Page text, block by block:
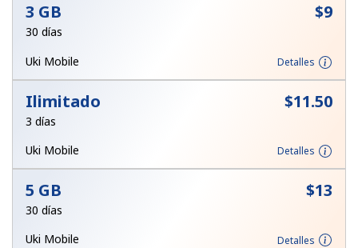
Mantente en contacto para recibir nuestras mejores
ofertas.
Al abrir una cuenta en este sitio web, estoy de acuerdo con
3 GB ⁦$9⁩
30 días
Uki Mobile
Detalles
Ilimitado ⁦$11.50⁩
3 días
Uki Mobile
Detalles
5 GB ⁦$13⁩
30 días
Uki Mobile
Detalles